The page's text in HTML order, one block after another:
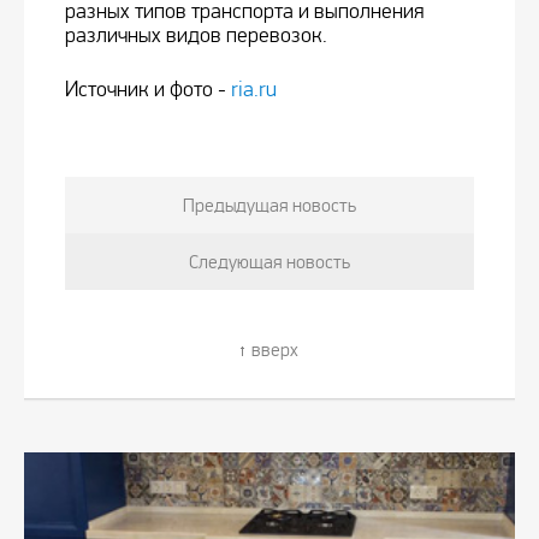
разных типов транспорта и выполнения
различных видов перевозок.
Источник и фото - ria.ru
Предыдущая новость
Следующая новость
вверх